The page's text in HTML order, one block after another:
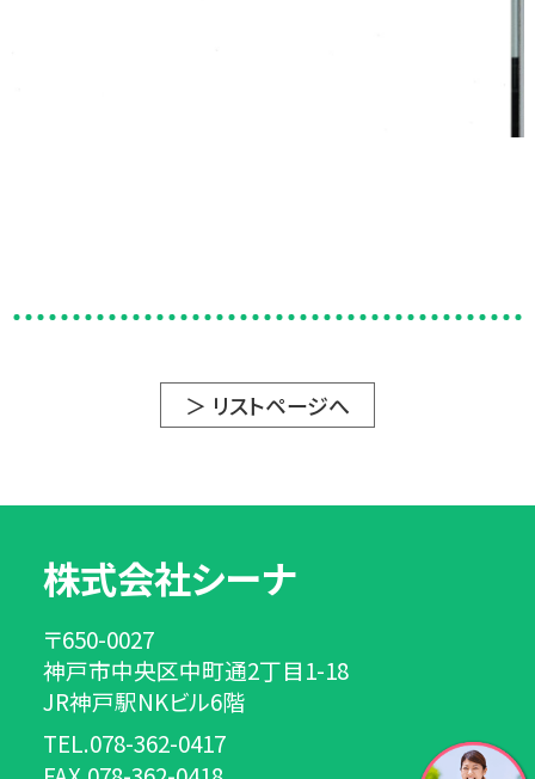
＞ リストページへ
株式会社シーナ
〒650-0027
神戸市中央区中町通2丁目1-18
JR神戸駅NKビル6階
TEL.078-362-0417